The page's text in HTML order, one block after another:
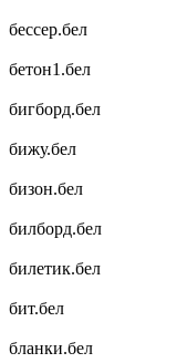
бессер.бел
бетон1.бел
бигборд.бел
бижу.бел
бизон.бел
билборд.бел
билетик.бел
бит.бел
бланки.бел